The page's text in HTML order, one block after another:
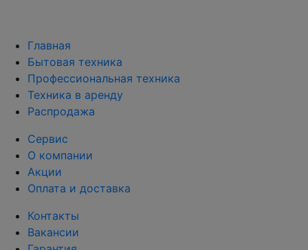
Главная
Бытовая техника
Профессиональная техника
Техника в аренду
Распродажа
Сервис
О компании
Акции
Оплата и доставка
Контакты
Вакансии